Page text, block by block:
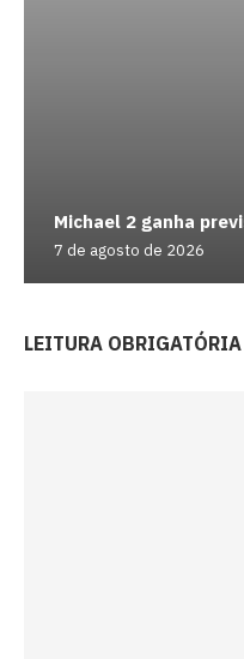
Michael 2 ganha
7 de agosto de 2026
LEITURA OBRIGATÓRIA